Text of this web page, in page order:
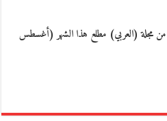
*تستقبل المكتبات العربية العدد 657 من مجلة (العربي) مطلع هذا الشهر (أغسطس